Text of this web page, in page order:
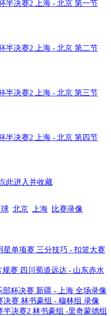
半决赛2 上海 - 北京 第一节
半决赛2 上海 - 北京 第二节
半决赛2 上海 - 北京 第三节
半决赛2 上海 - 北京 第四节
此进入并收藏
北京 上海 比赛录像
星单项赛 三分技巧 - 扣篮大赛
规赛 四川蜀道远达 - 山东赤水
部杯决赛 新疆 - 上海 全场录像
赛 林书豪组 - 穆林组 录像
决赛2 林书豪组 -里奇蒙德组